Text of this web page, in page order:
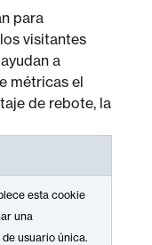
para
visitantes
a
métricas el
de rebote, la
esta cookie
una
usuario única.